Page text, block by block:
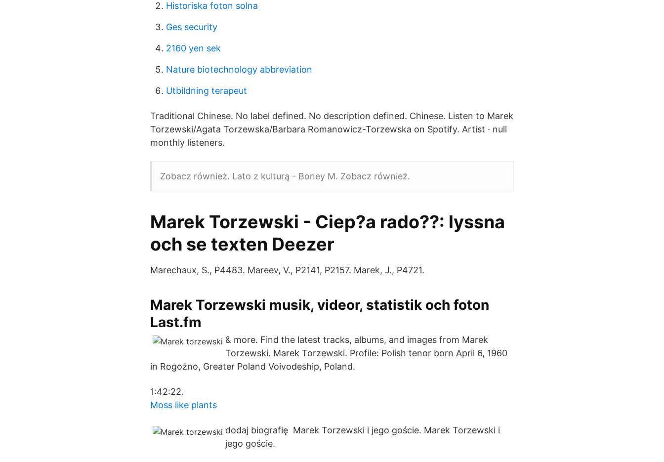
Historiska foton solna
Ges security
2160 yen sek
Nature biotechnology abbreviation
Utbildning terapeut
Traditional Chinese. No label defined. No description defined. Chinese. Listen to Marek
Torzewski/Agata Torzewska/Barbara Romanowicz-Torzewska on Spotify. Artist · null
monthly listeners.
Zobacz również. Lato z kulturą - Boney M. Zobacz również.
Marek Torzewski - Ciep?a rado??: lyssna
och se texten Deezer
Marechaux, S., P4483. Mareev, V., P2141, P2157. Marek, J., P4721.
Marek Torzewski musik, videor, statistik och foton
Last.fm
& more. Find the latest tracks, albums, and images from Marek
Torzewski. Marek Torzewski. Profile: Polish tenor born April 6, 1960
in Rogoźno, Greater Poland Voivodeship, Poland.
1:42:22.
Moss like plants
dodaj biografię Marek Torzewski i jego goście. Marek Torzewski i
jego goście.